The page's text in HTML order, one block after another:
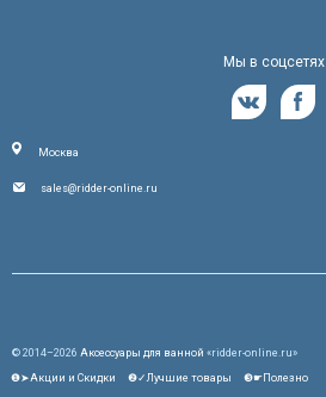
Мы в соцсетях
Москва
sales@ridder-online.ru
© 2014–2026 Аксессуары для ванной «ridder-online.ru»
❶➤Акции и Скидки ❷✓Лучшие товары ❸☛Полезно